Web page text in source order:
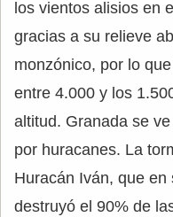
los vientos alisios en
gracias a su relieve
monzónico, por lo
entre 4.000 y los
altitud. Granada se
por huracanes. La
Huracán Iván, que
destruyó el 90% de